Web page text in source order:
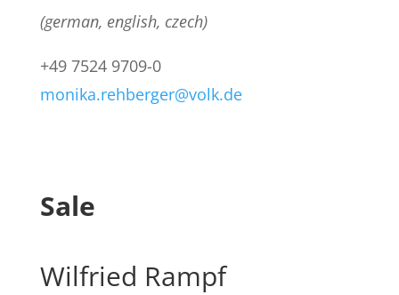
(german, english, czech)
+49 7524 9709-0
monika.rehberger@volk.de
Sale
Wilfried Rampf